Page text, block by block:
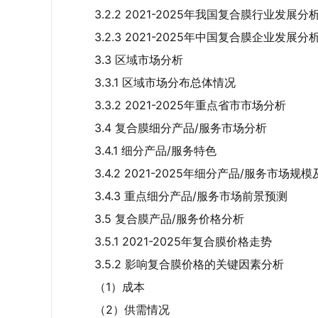
3.2.2 2021-2025年我国复合膜行业发展分
3.2.3 2021-2025年中国复合膜企业发展分
3.3 区域市场分析
3.3.1 区域市场分布总体情况
3.3.2 2021-2025年重点省市市场分析
3.4 复合膜细分产品/服务市场分析
3.4.1 细分产品/服务特色
3.4.2 2021-2025年细分产品/服务市场规模
3.4.3 重点细分产品/服务市场前景预测
3.5 复合膜产品/服务价格分析
3.5.1 2021-2025年复合膜价格走势
3.5.2 影响复合膜价格的关键因素分析
（1）成本
（2）供需情况